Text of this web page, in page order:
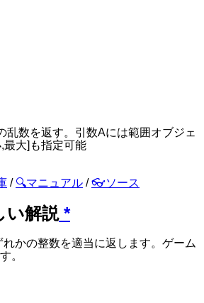
乱数を返す。引数Aには範囲オブジェ
最大]も指定可能
/ 🔍マニュアル /👓ソース
い解説*
かの整数を適当に返します。ゲーム
。